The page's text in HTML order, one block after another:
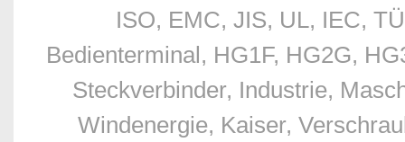
ISO, EMC, JIS, UL, IEC,
Bedienterminal, HG1F, HG2G,
Steckverbinder, Industrie,
Windenergie, Kaiser,